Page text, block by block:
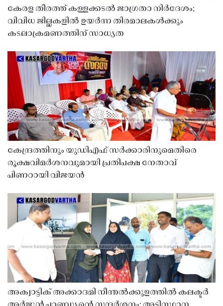
കേരള തീരത്ത് കള്ളക്കടൽ ജാഗ്രതാ നിർദേശം;
വിവിധ ജില്ലകളിൽ ഉയർന്ന തിരമാലകൾക്കും
കടലാക്രമണത്തിന് സാധ്യത
കേന്ദ്രത്തിനും യുഡിഎഫ് സർക്കാരിനുമെതിരെ
രൂക്ഷവിമർശനവുമായി പ്രതിപക്ഷ നേതാവ്
പിണറായി വിജയൻ
അക്വാട്ടിക് അക്കാദമി നീന്തൽക്കുളത്തിൽ കലക്ടർ